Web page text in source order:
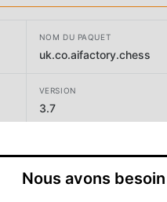
NOM DU PAQUET
uk.co.aifactory.chess
VERSION
3.7
AI Factory Limited
Nous avons